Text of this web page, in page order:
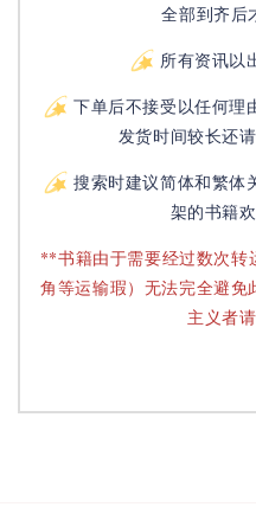
全部到齐后
所有资讯以
下单后不接受以任何理
发货时间较长还
搜索时建议简体和繁体
架的书籍
**书籍由于需要经过数次转
角等运输瑕）无法完全避免
主义者